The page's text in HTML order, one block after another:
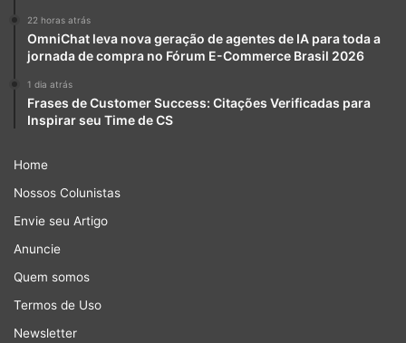
22 horas atrás
OmniChat leva nova geração de agentes de IA para toda a
jornada de compra no Fórum E-Commerce Brasil 2026
1 dia atrás
Frases de Customer Success: Citações Verificadas para
Inspirar seu Time de CS
Home
Nossos Colunistas
Envie seu Artigo
Anuncie
Quem somos
Termos de Uso
Newsletter